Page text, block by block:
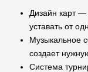
Дизайн карт —
уставать от
Музыкальное
создает
Система